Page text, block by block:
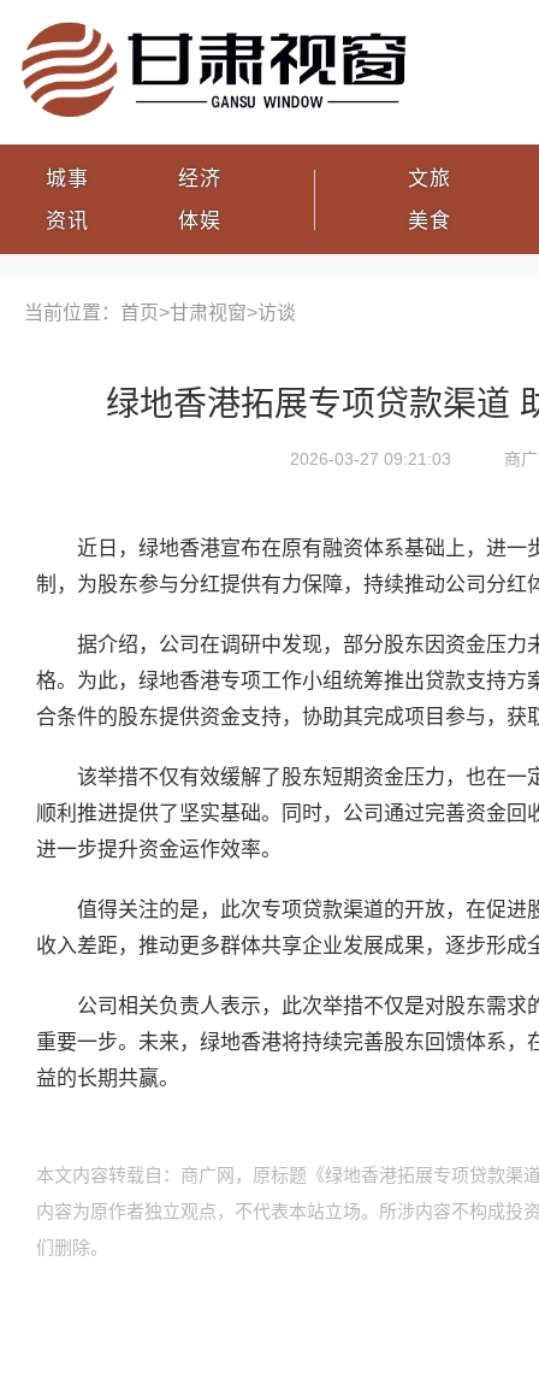
城事
资讯
经济
体娱
文旅
美食
当前位置：首页>甘肃视窗>访谈
绿地香港拓展专项贷款渠道
2026-03-27 09:21:03 商
近日，绿地香港宣布在原有融资体系基础上，进
制，为股东参与分红提供有力保障，持续推动公司分红
据介绍，公司在调研中发现，部分股东因资金压
格。为此，绿地香港专项工作小组统筹推出贷款支持
合条件的股东提供资金支持，协助其完成项目参与，获
该举措不仅有效缓解了股东短期资金压力，也在
顺利推进提供了坚实基础。同时，公司通过完善资金
进一步提升资金运作效率。
值得关注的是，此次专项贷款渠道的开放，在促
收入差距，推动更多群体共享企业发展成果，逐步形成
公司相关负责人表示，此次举措不仅是对股东需
重要一步。未来，绿地香港将持续完善股东回馈体系
益的长期共赢。
本文内容转载自：商广网，原标题《绿地香港拓展专项贷款渠
内容为原作者独立观点，不代表本站立场。所涉内容不构成投
们删除。